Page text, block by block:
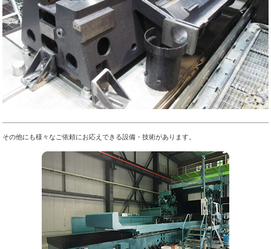
その他にも様々なご依頼にお応えできる設備・技術があります。